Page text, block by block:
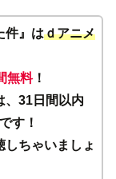
件』はｄアニメ
無料！
、31日間以内
す！
ちゃいましょ